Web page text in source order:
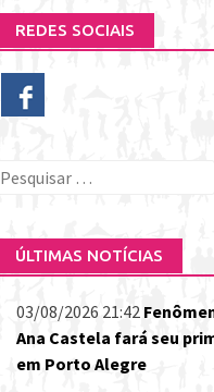
REDES SOCIAIS
Pesquisar
ÚLTIMAS NOTÍCIAS
03/08/2026 21:42
Ana Castela fará seu
em Porto Alegre